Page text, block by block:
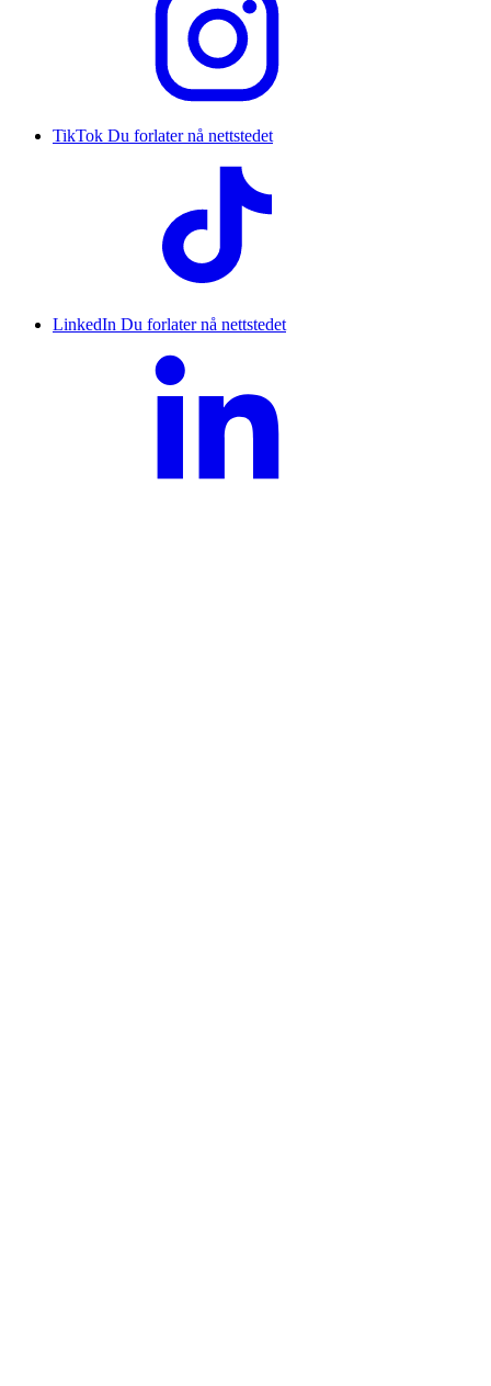
TikTok Du forlater nå nettstedet
LinkedIn Du forlater nå nettstedet